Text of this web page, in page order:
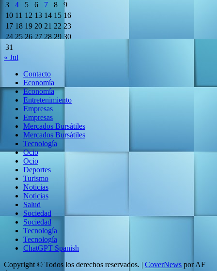
3
4 5 6 7 8
9
10 11 12 13 14 15 16
17 18 19 20 21 22 23
24 25 26 27 28 29 30
31
« Jul
Contacto
Economía
Economía
Entretenimiento
Empresas
Empresas
Mercados Bursátiles
Mercados Bursátiles
Tecnología
Ocio
Ocio
Deportes
Turismo
Noticias
Noticias
Salud
Sociedad
Sociedad
Tecnología
Tecnología
ChatGPT Spanish
Copyright © Todos los derechos reservados. | CoverNews por AF